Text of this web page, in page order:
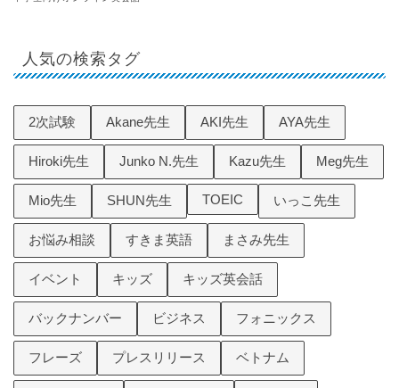
人気の検索タグ
2次試験 Akane先生 AKI先生 AYA先生
Hiroki先生 Junko N.先生 Kazu先生 Meg先生
Mio先生 SHUN先生 TOEIC いっこ先生
お悩み相談 すきま英語 まさみ先生
イベント キッズ キッズ英会話
バックナンバー ビジネス フォニックス
フレーズ プレスリリース ベトナム